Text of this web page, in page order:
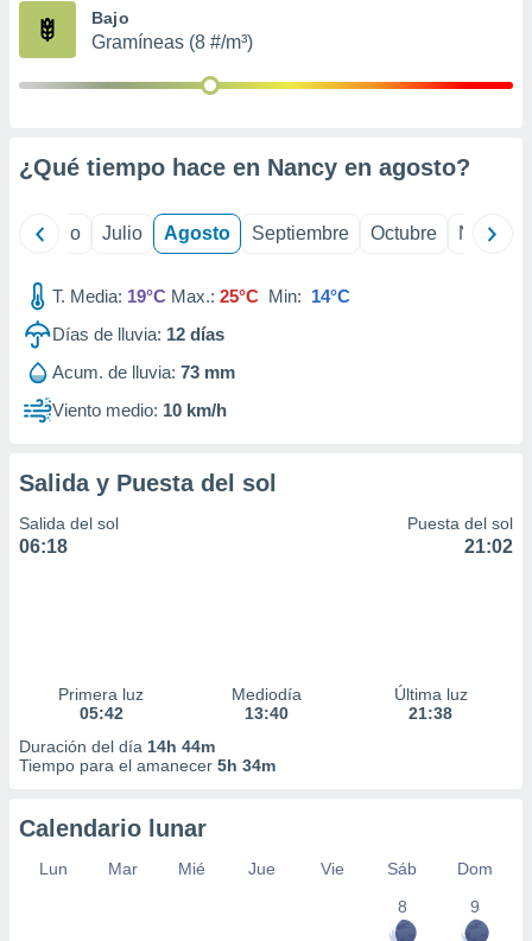
publicidad
publicidad
1199
Bajo
Gramíneas (8 #/m³)
¿Qué tiempo hace en Nancy en agosto?
Junio Julio Agosto Septiembre Octubre
T. Media: 19°C Max.: 25°C Min: 14°C
Días de lluvia: 12 días
Acum. de lluvia: 73 mm
Viento medio: 10 km/h
Salida y Puesta del sol
Salida del sol
06:18
Puesta del sol
21:02
Primera luz
05:42
Mediodía
13:40
Última luz
21:38
Duración del día 14h 44m
Tiempo para el amanecer 5h 34m
Calendario lunar
Lun Mar Mié Jue Vie Sáb
Dom
8
9